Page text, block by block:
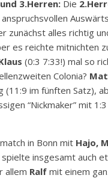
3.Herren: Die
zunächst alles richtig
es reichte mitnichten
(0:3 7:33!) mal so
Colonia?
(11:9 im fünften Satz),
“Nickmaker” mit
in Bonn mit Hajo,
insgesamt auch
allem Ralf mit einem